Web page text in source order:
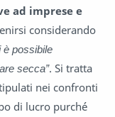
ad imprese e
considerando
è possibile
secca”. Si tratta
nei confronti
di lucro purché